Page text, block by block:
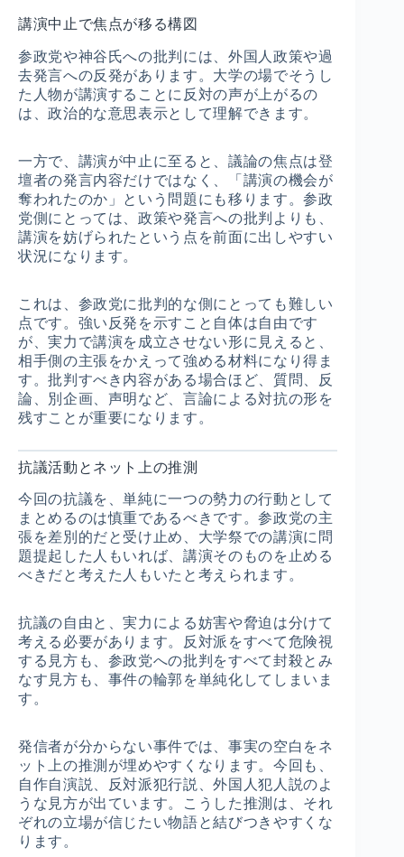
講演中止で焦点が移る構図
参政党や神谷氏への批判には、外国人政策や過
去発言への反発があります。大学の場でそうし
た人物が講演することに反対の声が上がるの
は、政治的な意思表示として理解できます。
一方で、講演が中止に至ると、議論の焦点は登
壇者の発言内容だけではなく、「講演の機会が
奪われたのか」という問題にも移ります。参政
党側にとっては、政策や発言への批判よりも、
講演を妨げられたという点を前面に出しやすい
状況になります。
これは、参政党に批判的な側にとっても難しい
点です。強い反発を示すこと自体は自由です
が、実力で講演を成立させない形に見えると、
相手側の主張をかえって強める材料になり得ま
す。批判すべき内容がある場合ほど、質問、反
論、別企画、声明など、言論による対抗の形を
残すことが重要になります。
抗議活動とネット上の推測
今回の抗議を、単純に一つの勢力の行動として
まとめるのは慎重であるべきです。参政党の主
張を差別的だと受け止め、大学祭での講演に問
題提起した人もいれば、講演そのものを止める
べきだと考えた人もいたと考えられます。
抗議の自由と、実力による妨害や脅迫は分けて
考える必要があります。反対派をすべて危険視
する見方も、参政党への批判をすべて封殺とみ
なす見方も、事件の輪郭を単純化してしまいま
す。
発信者が分からない事件では、事実の空白をネ
ット上の推測が埋めやすくなります。今回も、
自作自演説、反対派犯行説、外国人犯人説のよ
うな見方が出ています。こうした推測は、それ
ぞれの立場が信じたい物語と結びつきやすくな
ります。